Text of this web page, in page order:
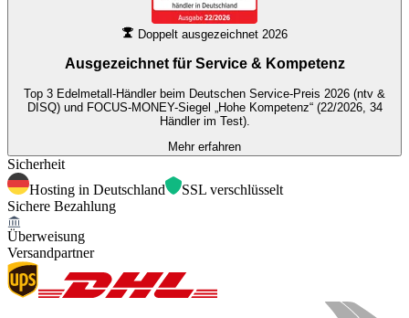
Doppelt ausgezeichnet 2026
Ausgezeichnet für Service & Kompetenz
Top 3 Edelmetall-Händler beim Deutschen Service-Preis 2026 (ntv &
DISQ) und FOCUS-MONEY-Siegel „Hohe Kompetenz“ (22/2026, 34
Händler im Test).
Mehr erfahren
Sicherheit
Hosting in Deutschland
SSL verschlüsselt
Sichere Bezahlung
Überweisung
Versandpartner